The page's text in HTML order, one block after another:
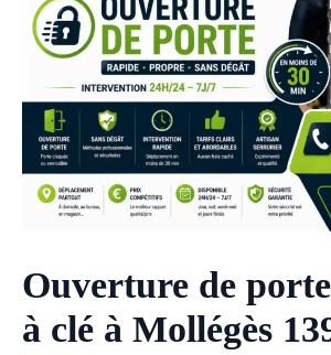
Ouverture de
à clé à Mollégès